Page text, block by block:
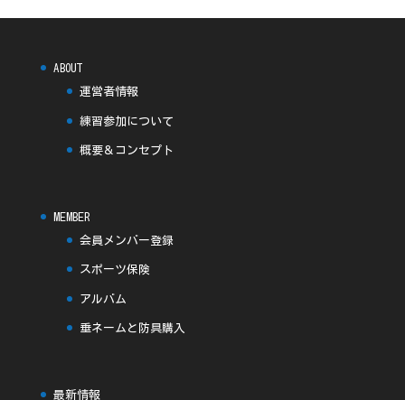
ABOUT
運営者情報
練習参加について
概要＆コンセプト
MEMBER
会員メンバー登録
スポーツ保険
アルバム
垂ネームと防具購入
最新情報